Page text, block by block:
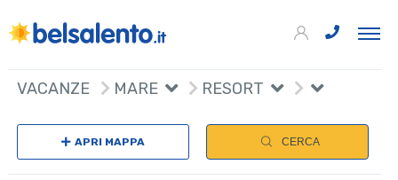
VACANZE MARE RESORT
APRI MAPPA CERCA